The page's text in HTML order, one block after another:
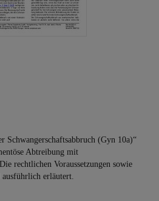
Schwangerschaftsabbruch (Gyn 10a)“
Abtreibung mit
rechtlichen Voraussetzungen sowie
erläutert.